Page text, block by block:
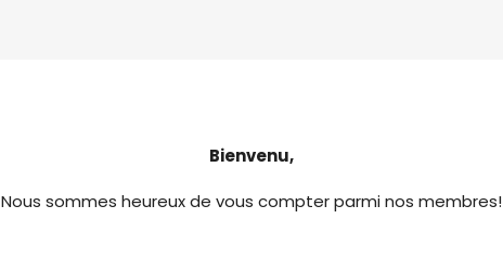
Bienvenu,
Nous sommes heureux de vous compter parmi nos membres!